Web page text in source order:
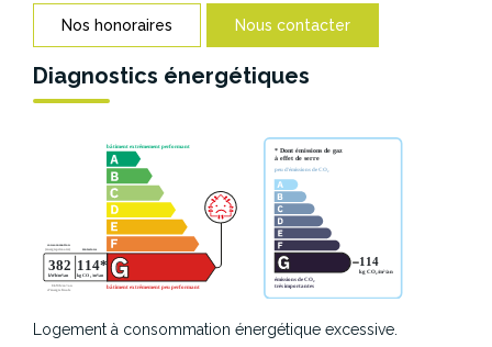
Nos honoraires Nous contacter
Diagnostics énergétiques
Logement à consommation énergétique excessive.